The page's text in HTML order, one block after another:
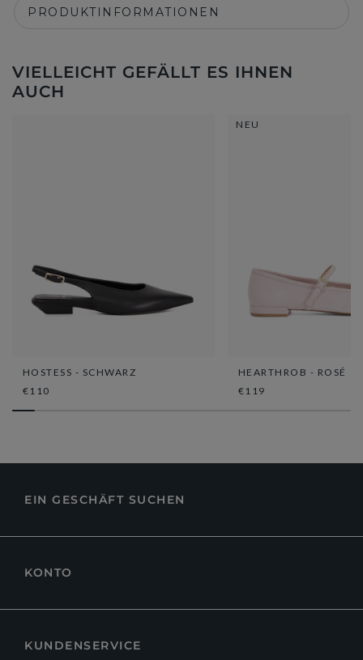
PRODUKTINFORMATIONEN
VIELLEICHT GEFÄLLT ES IHNEN
AUCH
HOSTESS - SCHWARZ
€110
NEU
HEARTHROB - ROSÉ
€119
EIN GESCHÄFT SUCHEN
KONTO
KUNDENSERVICE